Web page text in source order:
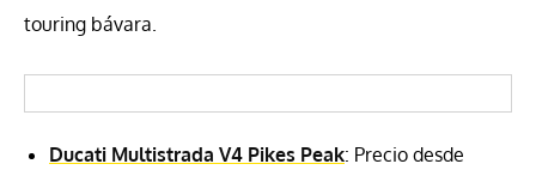
touring bávara.
Ducati Multistrada V4 Pikes Peak: Precio desde